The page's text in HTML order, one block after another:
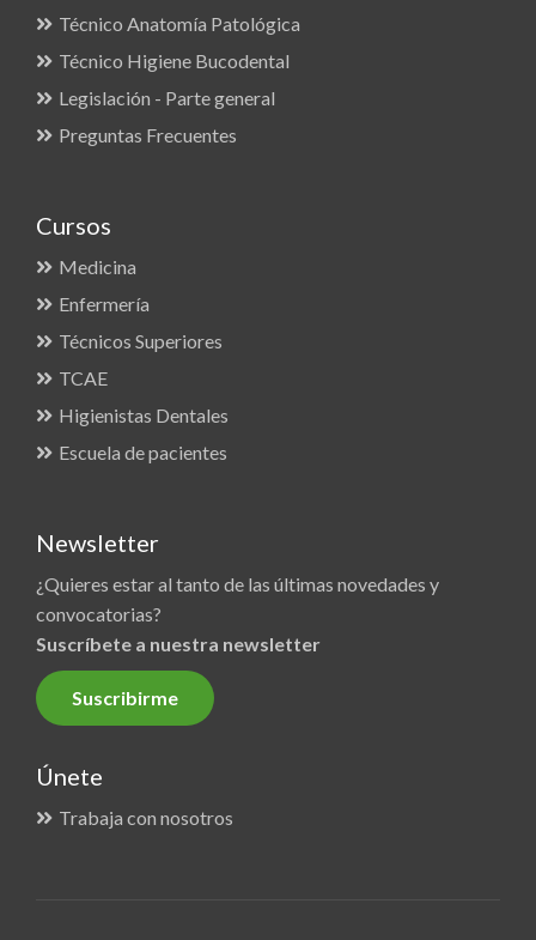
Técnico Anatomía Patológica
Técnico Higiene Bucodental
Legislación - Parte general
Preguntas Frecuentes
Cursos
Medicina
Enfermería
Técnicos Superiores
TCAE
Higienistas Dentales
Escuela de pacientes
Newsletter
¿Quieres estar al tanto de las últimas novedades y
convocatorias?
Suscríbete a nuestra newsletter
Suscribirme
Únete
Trabaja con nosotros